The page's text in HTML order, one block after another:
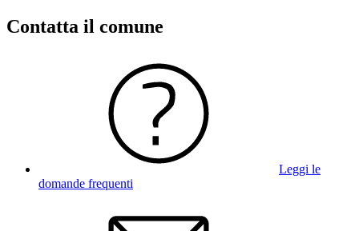
Contatta il comune
Leggi le
domande frequenti